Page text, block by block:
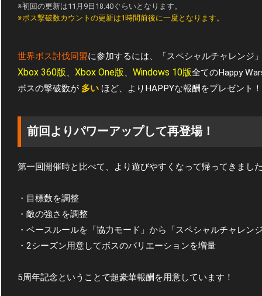
※初回の更新は11月9日18:40ぐらいとなります。
※ボス撃破数カウントの更新は1時間前後に一度となります。
世界ボス討伐同盟に参加するには、「スペシャルチャレンジ
Xbox 360版 、 Xbox One版 、 Windows 10版全てのHappy
ボスの撃破数が 多い ほど、よりHAPPYな報酬をプレゼント！
前回よりパワーアップして再登場！
第一回開催時と比べて、より遊びやすくなって帰ってきまし
・目標数を調整
・敵の強さを調整
・ベースルールを「協力モード」から「スペシャルチャレン
・2シーズン用意してボスのバリエーションを増量
5周年記念ということで超豪華報酬を用意しています！